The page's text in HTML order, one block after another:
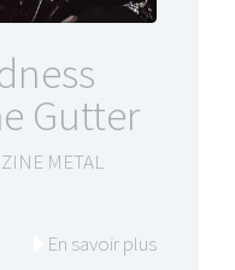
Gutter
METAL
En savoir plus